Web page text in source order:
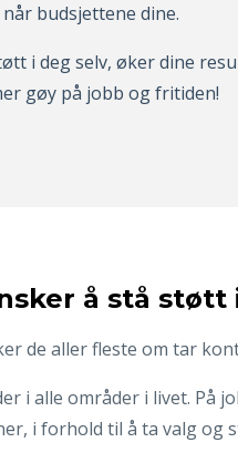
budsjettene dine.
i deg selv, øker dine
gøy på jobb og fritiden!
å stå støtt
de aller fleste om tar
i alle områder i livet. På
i forhold til å ta valg og